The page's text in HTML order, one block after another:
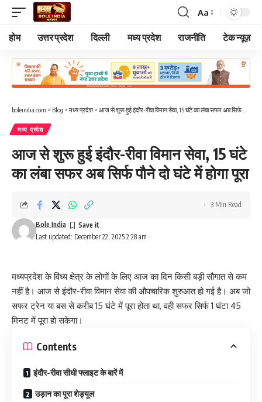
Font
Resizer
Aa
होम उत्तर प्रदेश दिल्ली मध्य प्रदेश राजनीति टेक न्यूज़
boleindia.com > Blog > मध्य प्रदेश> आज से शुरू हुई इंदौर-रीवा विमान सेवा, 15 घंटे का लंबा सफर अब सिर्फ पौने दो घंटे में होगा पूरा
मध्य प्रदेश
आज से शुरू हुई इंदौर-रीवा विमान सेवा, 15 घंटे
का लंबा सफर अब सिर्फ पौने दो घंटे में होगा पूरा
Last updated: December 22, 2025 2:28 am
Bole India
3 Min Read
मध्यप्रदेश के विंध्य क्षेत्र के लोगों के लिए आज का दिन किसी बड़ी सौगात से कम
नहीं है। आज से इंदौर-रीवा विमान सेवा की औपचारिक शुरुआत हो गई है। अब जो
सफर ट्रेन या बस से करीब 15 घंटे में पूरा होता था, वही सफर सिर्फ 1 घंटा 45
मिनट में पूरा हो सकेगा।
Contents
इंदौर-रीवा सीधी फ्लाइट के बारें में
उड़ान का पूरा शेड्यूल